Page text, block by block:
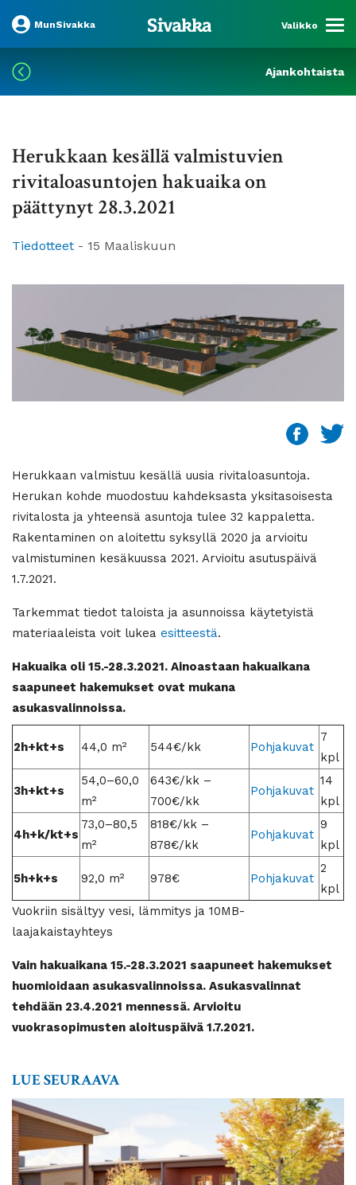
MunSivakka Valikko
Ajankohtaista
Herukkaan kesällä valmistuvien
rivitaloasuntojen hakuaika on
päättynyt 28.3.2021
Tiedotteet - 15 Maaliskuun
Herukkaan valmistuu kesällä uusia rivitaloasuntoja.
Herukan kohde muodostuu kahdeksasta yksitasoisesta
rivitalosta ja yhteensä asuntoja tulee 32 kappaletta.
Rakentaminen on aloitettu syksyllä 2020 ja arvioitu
valmistuminen kesäkuussa 2021. Arvioitu asutuspäivä
1.7.2021.
Tarkemmat tiedot taloista ja asunnoissa käytetyistä
materiaaleista voit lukea esitteestä.
Hakuaika oli 15.-28.3.2021. Ainoastaan hakuaikana
saapuneet hakemukset ovat mukana
asukasvalinnoissa.
2h+kt+s 44,0 m² 544€/kk Pohjakuvat
7
kpl
3h+kt+s
54,0–60,0
m²
643€/kk –
700€/kk
Pohjakuvat
14
kpl
4h+k/kt+s
73,0–80,5
m²
818€/kk –
878€/kk
Pohjakuvat
9
kpl
5h+k+s 92,0 m² 978€ Pohjakuvat
2
kpl
Vuokriin sisältyy vesi, lämmitys ja 10MB-
laajakaistayhteys
Vain hakuaikana 15.-28.3.2021 saapuneet hakemukset
huomioidaan asukasvalinnoissa. Asukasvalinnat
tehdään 23.4.2021 mennessä. Arvioitu
vuokrasopimusten aloituspäivä 1.7.2021.
LUE SEURAAVA